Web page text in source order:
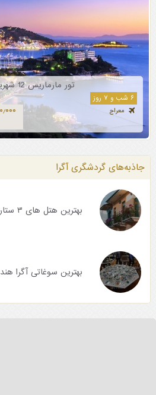
تور مارماریس 12 شهریور 1405
۶ شب و ۷ روز
معراج
جاذبه‌های گردشگری آگرا
بهترین هتل های ۳ ستاره آگرا هند
بهترین سوغاتی آگرا هند